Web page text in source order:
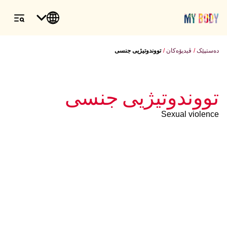
دەستپێک ڤیدیۆەکان تووندوتیژیی جنسی
تووندوتیژیی جنسی
Sexual violence